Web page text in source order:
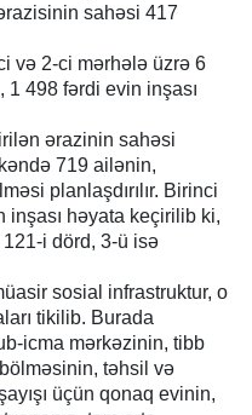
sahəsi 417
və 2-ci mərhələ üzrə 6
1 498 fərdi evin inşası
ərazinin sahəsi
719 ailənin,
planlaşdırılır. Birinci
inşası həyata keçirilib ki,
i dörd, 3-ü isə
sosial infrastruktur, o
tikilib. Burada
icma mərkəzinin, tibb
təhsil və
üçün qonaq evinin,